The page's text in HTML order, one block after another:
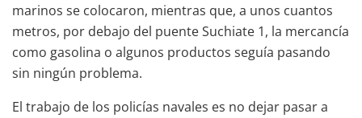
marinos se colocaron, mientras que, a unos cuantos
metros, por debajo del puente Suchiate 1, la mercancía
como gasolina o algunos productos seguía pasando
sin ningún problema.
El trabajo de los policías navales es no dejar pasar a